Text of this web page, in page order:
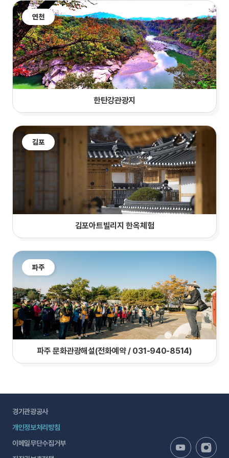
연천
한탄강관광지
김포
김포아트빌리지 한옥체험
파주
파주 문화관광해설(전화예약 / 031-940-8514)
경기관광공사
개인정보처리방침
이메일무단수집거부